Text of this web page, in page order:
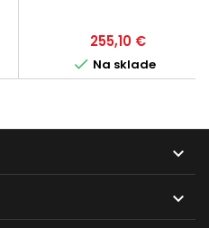
Cena
255,10 €
 Na sklade

